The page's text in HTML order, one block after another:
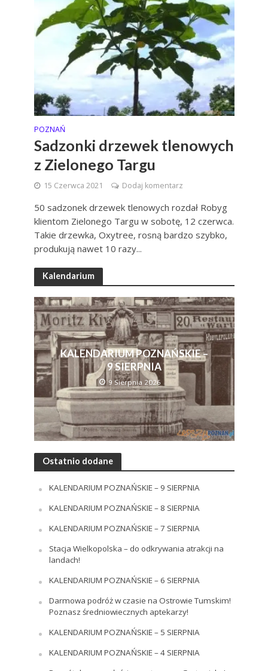
POZNAŃ
Sadzonki drzewek tlenowych
z Zielonego Targu
15 Czerwca 2021 Dodaj komentarz
50 sadzonek drzewek tlenowych rozdał Robyg
klientom Zielonego Targu w sobotę, 12 czerwca.
Takie drzewka, Oxytree, rosną bardzo szybko,
produkują nawet 10 razy...
Kalendarium
KALENDARIUM POZNAŃSKIE –
9 SIERPNIA
9 Sierpnia 2026
Ostatnio dodane
KALENDARIUM POZNAŃSKIE – 9 SIERPNIA
KALENDARIUM POZNAŃSKIE – 8 SIERPNIA
KALENDARIUM POZNAŃSKIE – 7 SIERPNIA
Stacja Wielkopolska – do odkrywania atrakcji na
landach!
KALENDARIUM POZNAŃSKIE – 6 SIERPNIA
Darmowa podróż w czasie na Ostrowie Tumskim!
Poznasz średniowiecznych aptekarzy!
KALENDARIUM POZNAŃSKIE – 5 SIERPNIA
KALENDARIUM POZNAŃSKIE – 4 SIERPNIA